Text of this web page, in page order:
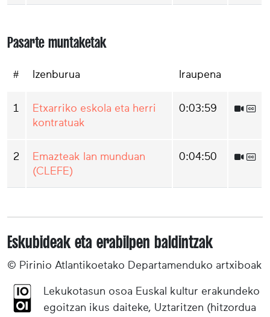
Pasarte muntaketak
# Izenburua Iraupena
1
Etxarriko eskola eta herri
kontratuak
0:03:59
2
Emazteak lan munduan
(CLEFE)
0:04:50
Eskubideak eta erabilpen baldintzak
© Pirinio Atlantikoetako Departamenduko artxiboak
Lekukotasun osoa Euskal kultur erakundeko
egoitzan ikus daiteke, Uztaritzen (hitzordua